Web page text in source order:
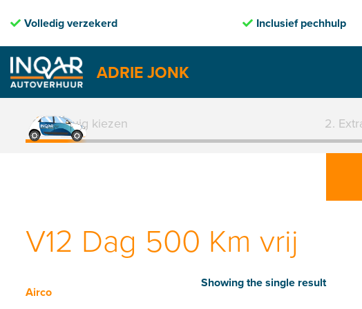
verzekerd Inclusief pechhulp
ADRIE JONK
Skip
content1. Voertuig kiezen 2.
V12 Dag 500 Km vrij
Airco
Showing the single result